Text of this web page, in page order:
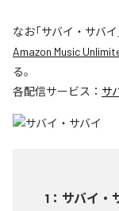
なお「サバイ・サバイ
Amazon Music
る。
各配信サービス： サ
1 ： サバイ・